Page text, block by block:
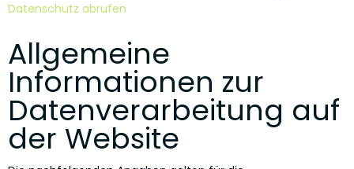
Datenschutz abrufen
Allgemeine
Informationen zur
Datenverarbeitung auf
der Website